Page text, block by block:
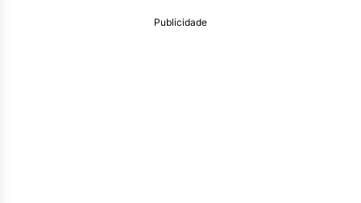
Publicidade